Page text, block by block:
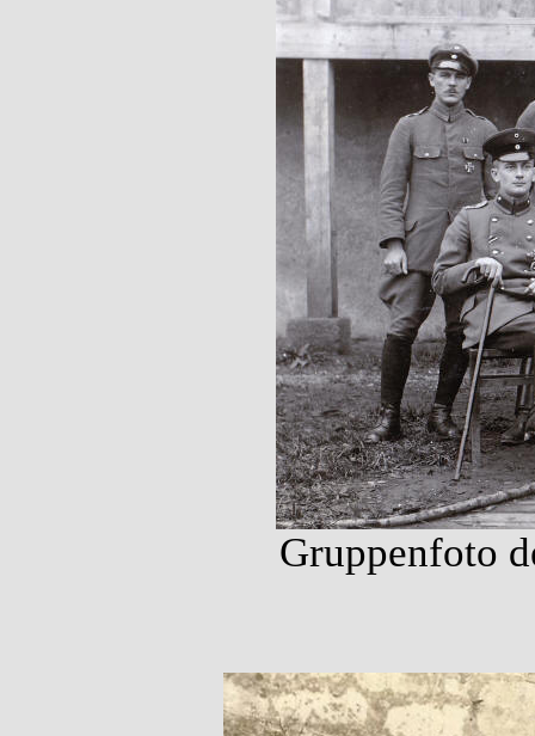
Gruppenfoto